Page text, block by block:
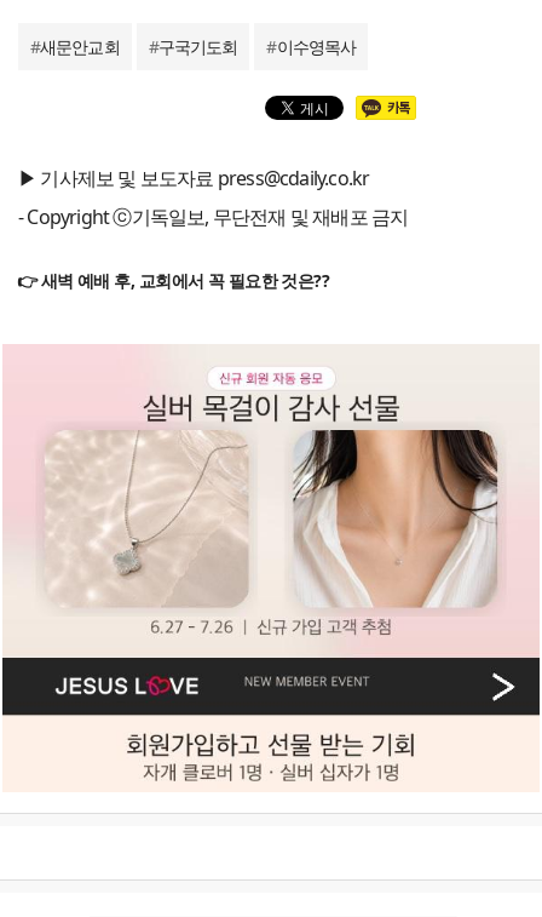
#새문안교회 #구국기도회 #이수영목사
▶ 기사제보 및 보도자료 press@cdaily.co.kr
- Copyright ⓒ기독일보, 무단전재 및 재배포 금지
👉 새벽 예배 후, 교회에서 꼭 필요한 것은??